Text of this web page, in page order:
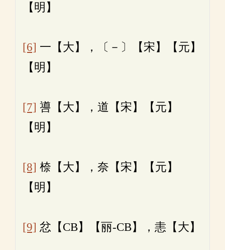
【明】
[6] 一【大】，〔－〕【宋】【元】
【明】
[7] 噵【大】，道【宋】【元】
【明】
[8] 㮈【大】，奈【宋】【元】
【明】
[9] 忿【CB】【丽-CB】，恚【大】